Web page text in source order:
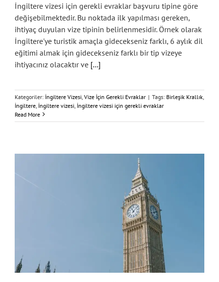
İngiltere vizesi için gerekli evraklar başvuru tipine göre
değişebilmektedir. Bu noktada ilk yapılması gereken,
ihtiyaç duyulan vize tipinin belirlenmesidir. Örnek olarak
İngiltere'ye turistik amaçla gidecekseniz farklı, 6 aylık dil
eğitimi almak için gidecekseniz farklı bir tip vizeye
ihtiyacınız olacaktır ve [...]
Kategoriler: İngiltere Vizesi Vize İçin Gerekli Evraklar | Tags: Birleşik Krallık
İngiltere İngiltere vizesi İngiltere vizesi için gerekli evraklar
Read More